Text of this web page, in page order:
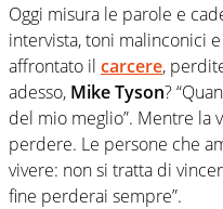
Oggi misura le parole e
intervista, toni malinconici
affrontato il carcere,
adesso, Mike Tyson?
del mio meglio”. Mentre la
perdere. Le persone che
vivere: non si tratta di
fine perderai sempre”.